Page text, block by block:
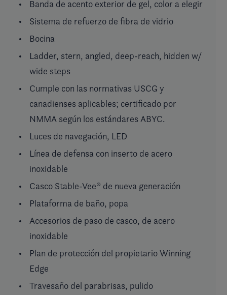
Banda de acento exterior de gel, color a elegir
Sistema de refuerzo de fibra de vidrio
Bocina
Ladder, stern, angled, deep-reach, hidden w/
wide steps
Cumple con las normativas USCG y
canadienses aplicables; certificado por
NMMA según los estándares ABYC.
Luces de navegación, LED
Línea de defensa con inserto de acero
inoxidable
Casco Stable-Vee® de nueva generación
Plataforma de baño, popa
Accesorios de paso de casco, de acero
inoxidable
Plan de protección del propietario Winning
Edge
Travesaño del parabrisas, pulido